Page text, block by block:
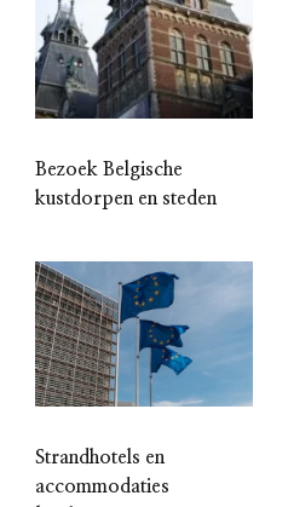
Bezoek Belgische
kustdorpen en steden
Strandhotels en
accommodaties